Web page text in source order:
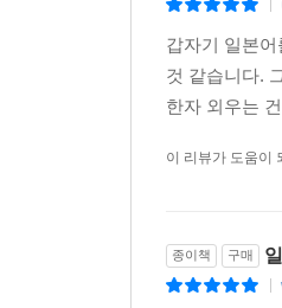
공부하면 일본
문법책이지만 예
더해진다니 더욱
이보미 | 30대, 회
[1단계] 핵심문법
문형을 자세히 설
갑자기 일본
것 같습니다.
한자 외우는
이 리뷰가 도움이
종이책 구매